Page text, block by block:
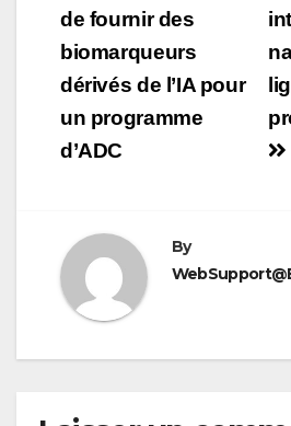
de fournir des
biomarqueurs
dérivés de l’IA pour
un programme
d’ADC
By